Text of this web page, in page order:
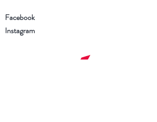
Facebook
Instagram